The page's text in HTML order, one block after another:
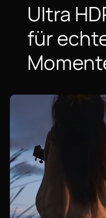
Ultra
für